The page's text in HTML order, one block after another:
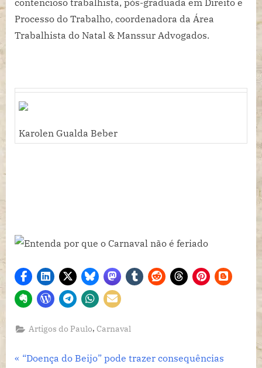
contencioso trabalhista, pós-graduada em Direito e
Processo do Trabalho, coordenadora da Área
Trabalhista do Natal & Manssur Advogados.
Karolen Gualda Beber
Artigos do Paulo,Carnaval
Navegação
P
“Doença do Beijo” pode trazer consequências